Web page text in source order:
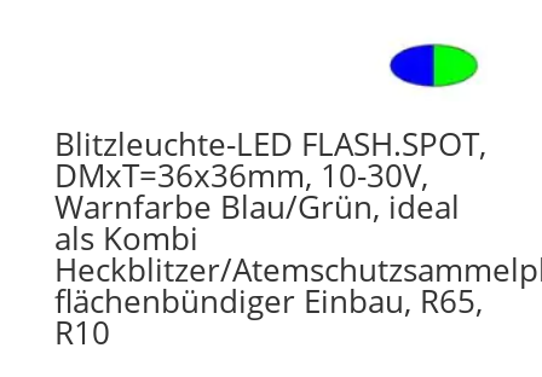
Blitzleuchte-LED FLASH.SPOT,
DMxT=36x36mm, 10-30V,
Warnfarbe Blau/Grün, ideal
als Kombi
Heckblitzer/
flächenbündiger Einbau, R65,
R10